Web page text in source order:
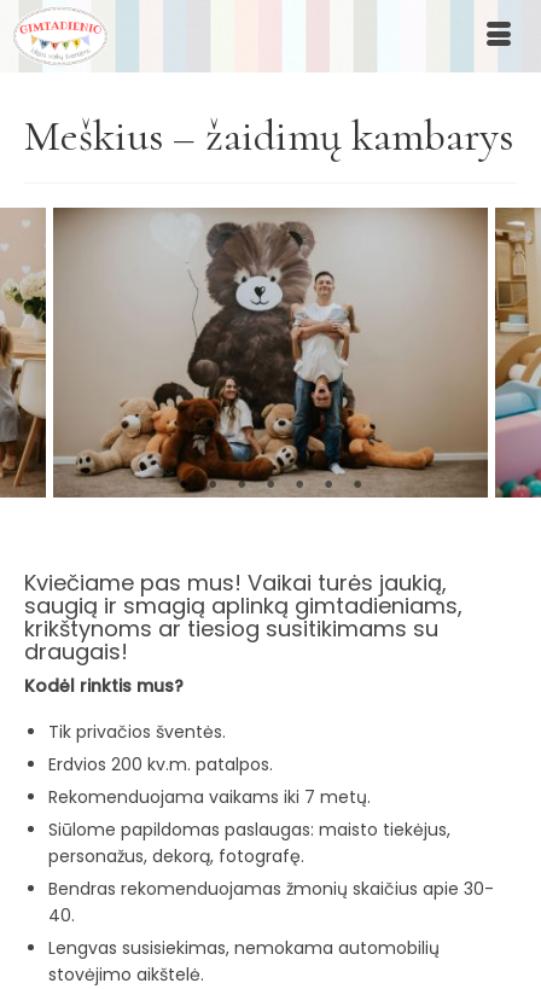
Meškius – žaidimų kambarys
Kviečiame pas mus! Vaikai turės jaukią,
saugią ir smagią aplinką gimtadieniams,
krikštynoms ar tiesiog susitikimams su
draugais!
Kodėl rinktis mus?
Tik privačios šventės.
Erdvios 200 kv.m. patalpos.
Rekomenduojama vaikams iki 7 metų.
Siūlome papildomas paslaugas: maisto tiekėjus,
personažus, dekorą, fotografę.
Bendras rekomenduojamas žmonių skaičius apie 30-
40.
Lengvas susisiekimas, nemokama automobilių
stovėjimo aikštelė.